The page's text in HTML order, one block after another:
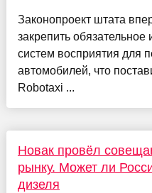
Законопроект штата
закрепить обязательное
систем восприятия для
автомобилей, что
Robotaxi ...
Новак провёл
рынку. Может ли
дизеля